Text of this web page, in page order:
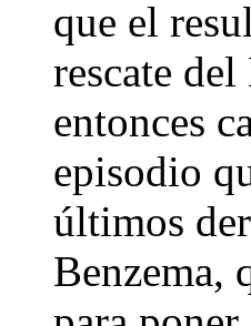
que el
rescate
entonces
episodio
últimos
Benzema,